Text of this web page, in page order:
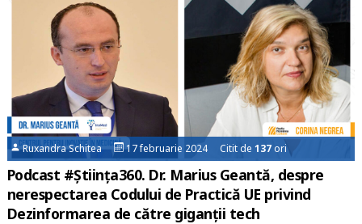
Ruxandra Schitea 17 februarie 2024 Citit de137ori
Podcast #Știința360. Dr. Marius Geantă, despre
nerespectarea Codului de Practică UE privind
Dezinformarea de către giganții tech